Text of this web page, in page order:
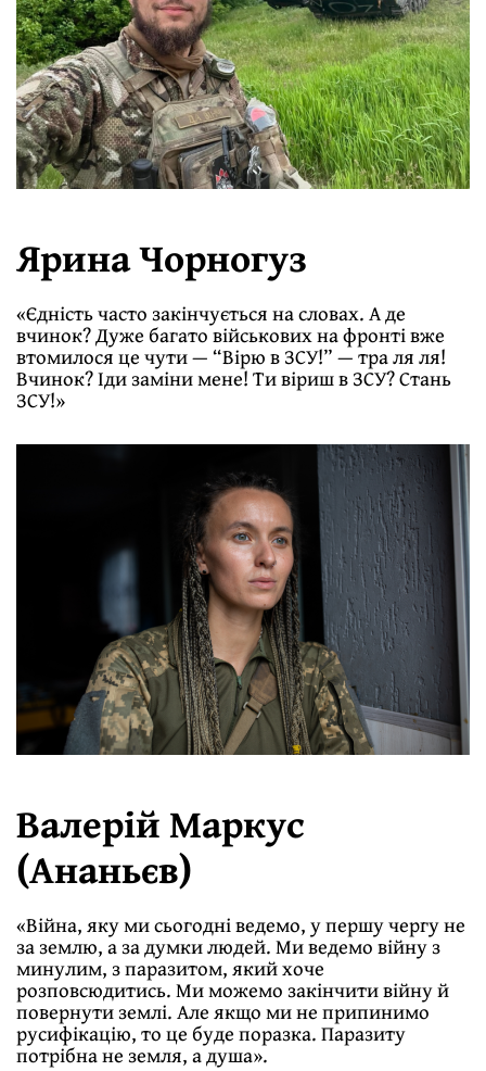
Ярина Чорногуз
«Єдність часто закінчується на словах. А де
вчинок? Дуже багато військових на фронті вже
втомилося це чути — “Вірю в ЗСУ!” — тра ля ля!
Вчинок? Іди заміни мене! Ти віриш в ЗСУ? Стань
ЗСУ!»
Валерій Маркус
(Ананьєв)
«Війна, яку ми сьогодні ведемо, у першу чергу не
за землю, а за думки людей. Ми ведемо війну з
минулим, з паразитом, який хоче
розповсюдитись. Ми можемо закінчити війну й
повернути землі. Але якщо ми не припинимо
русифікацію, то це буде поразка. Паразиту
потрібна не земля, а душа».